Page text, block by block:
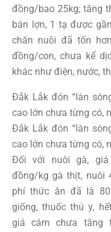
đồng/bao 25kg; tăng
bán lợn, 1 tạ được
chăn nuôi đã tốn
đồng/con, chưa kể
khác như điện, nước,
Đắk Lắk đón “làn
cao lớn chưa từng có,
Đắk Lắk đón “làn
cao lớn chưa từng có,
Đối với nuôi gà, giá
đồng/kg gà thịt, nuôi
phí thức ăn đã là
giống, thuốc thú y,
giá cám chưa tăng